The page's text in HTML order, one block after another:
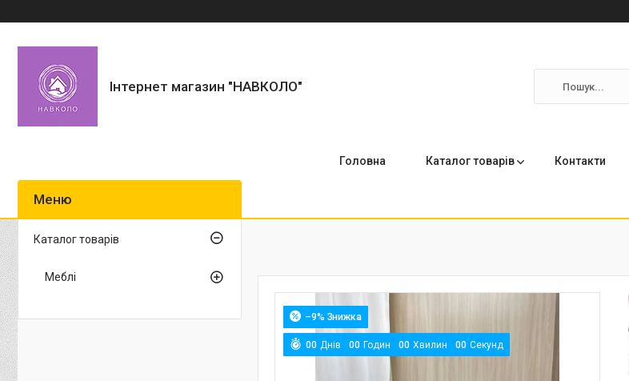
Інтернет магазин "НАВКОЛО"
Головна Каталог товарів Контакти
–9%
00 Днів 00 Годин 00 Хвилин 00 Секунд
Каталог товарів
Меблі